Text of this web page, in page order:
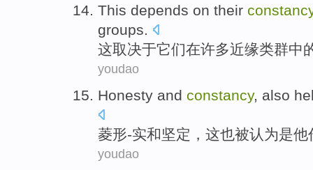
This depends on their
groups.
这取决于它们在许多近缘类群中
youdao
Honesty and constancy, also
菱形-实和坚定 ，这也被认为是他
youdao